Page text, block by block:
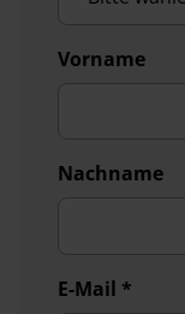
Vorname
Nachname
E-Mail *